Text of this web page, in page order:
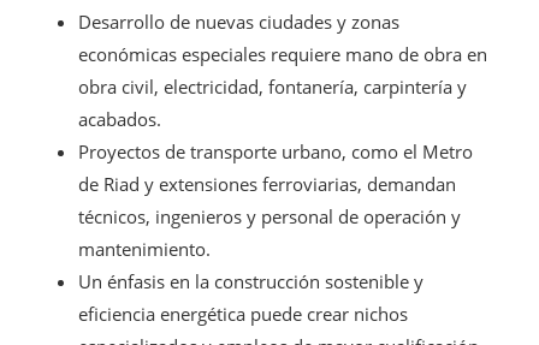
Desarrollo de nuevas ciudades y zonas
económicas especiales requiere mano de obra en
obra civil, electricidad, fontanería, carpintería y
acabados.
Proyectos de transporte urbano, como el Metro
de Riad y extensiones ferroviarias, demandan
técnicos, ingenieros y personal de operación y
mantenimiento.
Un énfasis en la construcción sostenible y
eficiencia energética puede crear nichos